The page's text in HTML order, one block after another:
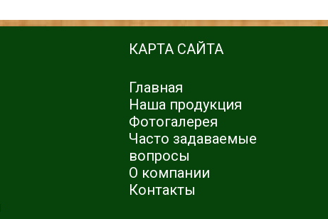
КАРТА САЙТА
Главная
Наша продукция
Фотогалерея
Часто задаваемые
вопросы
О компании
Контакты